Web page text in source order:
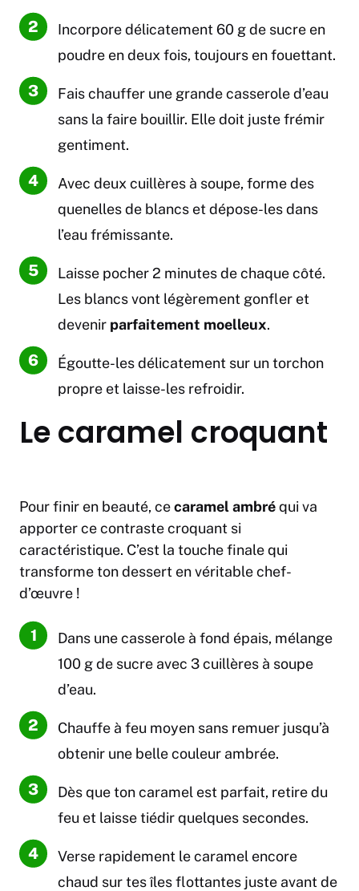
Incorpore délicatement 60 g de sucre en
poudre en deux fois, toujours en fouettant.
Fais chauffer une grande casserole d’eau
sans la faire bouillir. Elle doit juste frémir
gentiment.
Avec deux cuillères à soupe, forme des
quenelles de blancs et dépose-les dans
l’eau frémissante.
Laisse pocher 2 minutes de chaque côté.
Les blancs vont légèrement gonfler et
devenir parfaitement moelleux.
Égoutte-les délicatement sur un torchon
propre et laisse-les refroidir.
Le caramel croquant
Pour finir en beauté, cecaramel ambréqui va
apporter ce contraste croquant si
caractéristique. C’est la touche finale qui
transforme ton dessert en véritable chef-
d’œuvre !
Dans une casserole à fond épais, mélange
100 g de sucre avec 3 cuillères à soupe
d’eau.
Chauffe à feu moyen sans remuer jusqu’à
obtenir une belle couleur ambrée.
Dès que ton caramel est parfait, retire du
feu et laisse tiédir quelques secondes.
Verse rapidement le caramel encore
chaud sur tes îles flottantes juste avant de